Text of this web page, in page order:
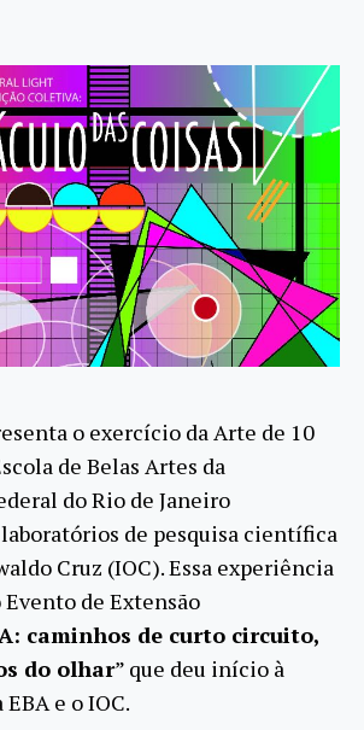
o exercício da Arte de 10
de Belas Artes da
do Rio de Janeiro
laboratórios de pesquisa científica
Cruz (IOC). Essa experiência
de Extensão
caminhos de curto circuito,
do olhar” que deu início à
e o IOC.